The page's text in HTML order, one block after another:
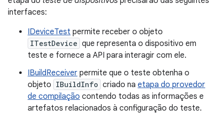
interfaces:
IDeviceTest permite receber o objeto
ITestDevice que representa o dispositivo em
teste e fornece a API para interagir com ele.
IBuildReceiver permite que o teste obtenha o
objeto IBuildInfo criado na etapa do provedor
de compilação contendo todas as informações e
artefatos relacionados à configuração do teste.